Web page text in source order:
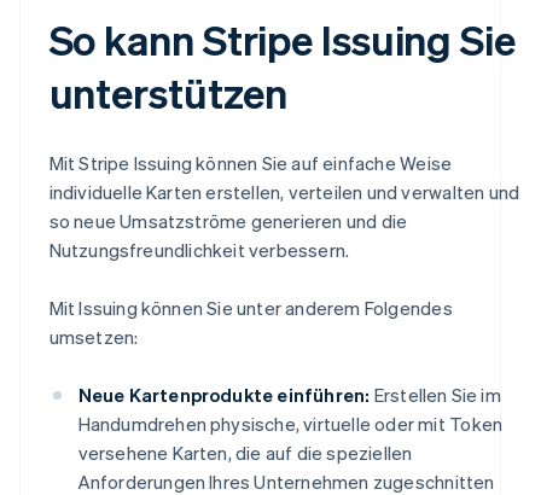
So kann Stripe Issuing Sie
unterstützen
Mit Stripe Issuing können Sie auf einfache Weise
individuelle Karten erstellen, verteilen und verwalten und
so neue Umsatzströme generieren und die
Nutzungsfreundlichkeit verbessern.
Mit Issuing können Sie unter anderem Folgendes
umsetzen:
Neue Kartenprodukte einführen: Erstellen Sie im
Handumdrehen physische, virtuelle oder mit Token
versehene Karten, die auf die speziellen
Anforderungen Ihres Unternehmen zugeschnitten